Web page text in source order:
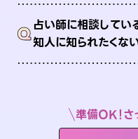
Q占い師に相談してい
知人に知られたくな
準備OK！さ